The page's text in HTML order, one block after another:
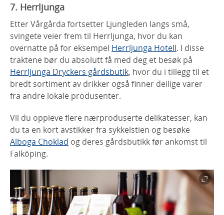
7. Herrljunga
Etter Vårgårda fortsetter Ljungleden langs små,
svingete veier frem til Herrljunga, hvor du kan
overnatte på for eksempel Herrljunga Hotell. I disse
traktene bør du absolutt få med deg et besøk på
Herrljunga Dryckers gårdsbutik, hvor du i tillegg til et
bredt sortiment av drikker også finner deilige varer
fra andre lokale produsenter.
Vil du oppleve flere nærproduserte delikatesser, kan
du ta en kort avstikker fra sykkelstien og besøke
Alboga Choklad og deres gårdsbutikk før ankomst til
Falköping.